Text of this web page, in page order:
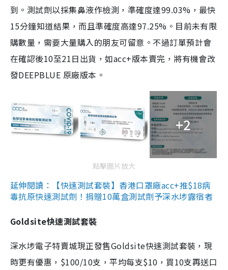
到。測試劑以採集鼻液作檢測，準確度達99.03%，最快
15分鐘知道結果，而且準確度高達97.25%。目前未有限
購數量，需要大量購入的朋友可留意。不過訂單預計會
在確認後10至21日出貨，如acc+版本賣完，將有機會改
發DEEPBLUE 原廠版本。
+2
點擊圖片放大
延伸閱讀：【快速測試套裝】香港口罩廠acc+推$18病
毒抗原快速測試劑！捐贈10萬盒測試劑予深水埗露宿者
Goldsite快速測試套裝
深水埗電子特賣城現正發售Goldsite快速測試套裝，現
時更有優惠，$100/10支，平均每支$10，買10支再送口